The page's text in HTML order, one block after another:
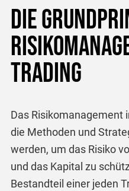
Die
Trading
Das Risikomanagement
die Methoden und
werden, um das Risiko
und das Kapital zu
Bestandteil einer jeden